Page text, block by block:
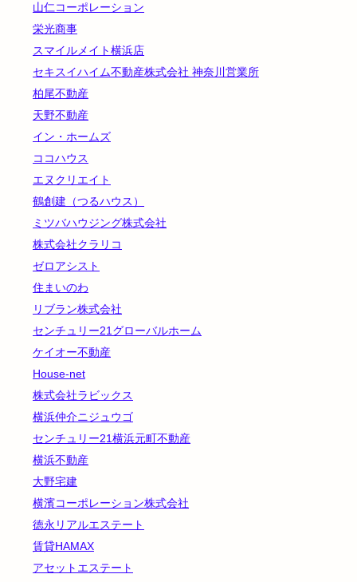
山仁コーポレーション
栄光商事
スマイルメイト横浜店
セキスイハイム不動産株式会社 神奈川営業所
柏尾不動産
天野不動産
イン・ホームズ
ココハウス
エヌクリエイト
鶴創建（つるハウス）
ミツバハウジング株式会社
株式会社クラリコ
ゼロアシスト
住まいのわ
リブラン株式会社
センチュリー21グローバルホーム
ケイオー不動産
House-net
株式会社ラビックス
横浜仲介ニジュウゴ
センチュリー21横浜元町不動産
横浜不動産
大野宅建
横濱コーポレーション株式会社
徳永リアルエステート
賃貸HAMAX
アセットエステート